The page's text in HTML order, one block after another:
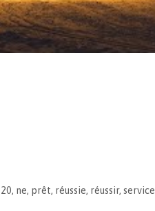
, ne, prêt, réussie, réussir, service